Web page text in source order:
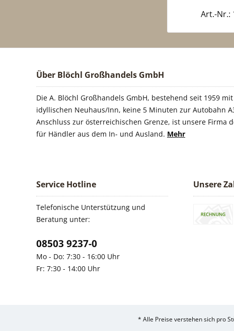
Art.-Nr.:
Über Blöchl Großhandels GmbH
Die A. Blöchl Großhandels GmbH, bestehend seit 1959
idyllischen Neuhaus/Inn, keine 5 Minuten zur Autobahn
Anschluss zur österreichischen Grenze, ist unsere Firma
für Händler aus dem In- und Ausland. Mehr
Service Hotline
Telefonische Unterstützung und
Beratung unter:
08503 9237-0
Mo - Do: 7:30 - 16:00 Uhr
Fr: 7:30 - 14:00 Uhr
Unsere
* Alle Preise verstehen sich pro